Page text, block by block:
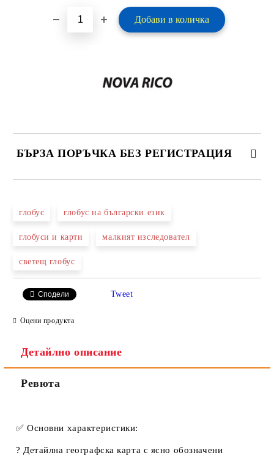
БЪРЗА ПОРЪЧКА БЕЗ РЕГИСТРАЦИЯ
глобус глобус на български език
глобуси и карти малкият изследовател
светещ глобус
Сподели Tweet
Оцени продукта
Детайлно описание
Ревюта
✅Основни характеристики:
? Детайлна географска карта с ясно обозначени